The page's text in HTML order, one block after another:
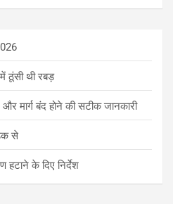
ठूंसी थी रबड़
मार्ग बंद होने की सटीक जानकारी
से
के दिए निर्देश